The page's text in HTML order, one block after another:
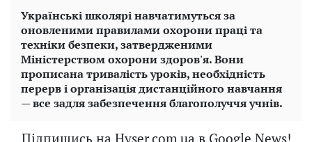
Українські школярі навчатимуться за
оновленими правилами охорони праці та
техніки безпеки, затвердженими
Міністерством охорони здоров'я. Вони
прописана тривалість уроків, необхідність
перерв і організація дистанційного навчання
— все задля забезпечення благополуччя учнів.
Підпишись на Hyser.com.ua в Google News!